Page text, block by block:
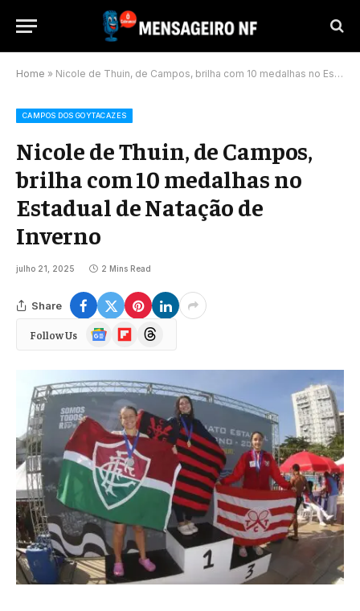
Home » Nicole de Thuin, de Campos, brilha com 10 medalhas no Estadual de Natação de Inverno
CAMPOS DOS GOYTACAZES
Nicole de Thuin, de Campos,
brilha com 10 medalhas no
Estadual de Natação de
Inverno
julho 21, 2025 2 Mins Read
Share
Follow Us
Google
News
FlipboardThreads